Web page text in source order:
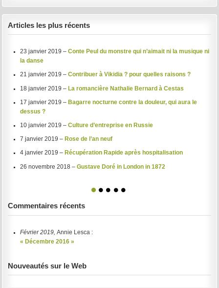
Articles les plus récents
23 janvier 2019 – Conte Peul du monstre qui n’aimait ni la musique ni
la danse
21 janvier 2019 – Contribuer à Vikidia ? pour quelles raisons ?
18 janvier 2019 – La romancière Nathalie Bernard à Cestas
17 janvier 2019 – Bagarre nocturne contre la douleur, qui aura le
dessus ?
10 janvier 2019 – Culture d’entreprise en Russie
7 janvier 2019 – Rose de l’an neuf
4 janvier 2019 – Récupération Rapide après hospitalisation
26 novembre 2018 – Gustave Doré in London in 1872
1 2 3 4 5
Commentaires récents
Février 2019, Annie Lesca :
« Décembre 2016 »
Nouveautés sur le Web